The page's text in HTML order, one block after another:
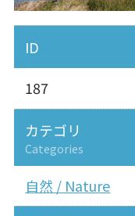
ID
187
カテゴリ
Categories
自然 / Nature